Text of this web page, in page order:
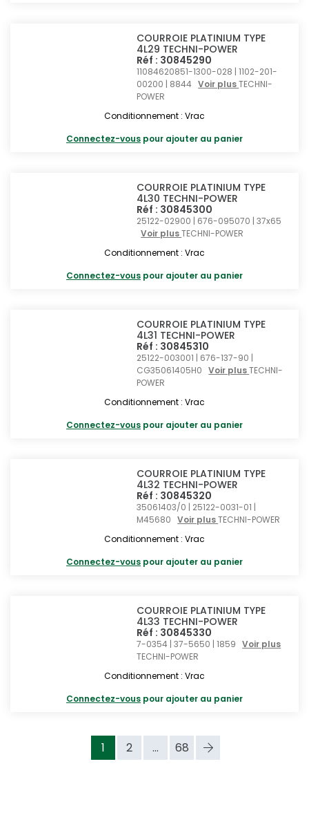
COURROIE PLATINIUM TYPE
4L29 TECHNI-POWER
Réf : 30845290
11084620851-1300-028 | 1102-201-
00200 | 8844Voir plusTECHNI-
POWER
Conditionnement : Vrac
Connectez-vous pour ajouter au panier
COURROIE PLATINIUM TYPE
4L30 TECHNI-POWER
Réf : 30845300
25122-02900 | 676-095070 | 37x65
Voir plusTECHNI-POWER
Conditionnement : Vrac
Connectez-vous pour ajouter au panier
COURROIE PLATINIUM TYPE
4L31 TECHNI-POWER
Réf : 30845310
25122-003001 | 676-137-90 |
CG35061405H0Voir plusTECHNI-
POWER
Conditionnement : Vrac
Connectez-vous pour ajouter au panier
COURROIE PLATINIUM TYPE
4L32 TECHNI-POWER
Réf : 30845320
35061403/0 | 25122-0031-01 |
M45680Voir plusTECHNI-POWER
Conditionnement : Vrac
Connectez-vous pour ajouter au panier
COURROIE PLATINIUM TYPE
4L33 TECHNI-POWER
Réf : 30845330
7-0354 | 37-5650 | 1859Voir plus
TECHNI-POWER
Conditionnement : Vrac
Connectez-vous pour ajouter au panier
1 2 ... 68